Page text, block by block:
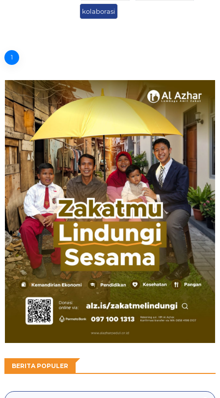
kolaborasi
1
BERITA POPULER